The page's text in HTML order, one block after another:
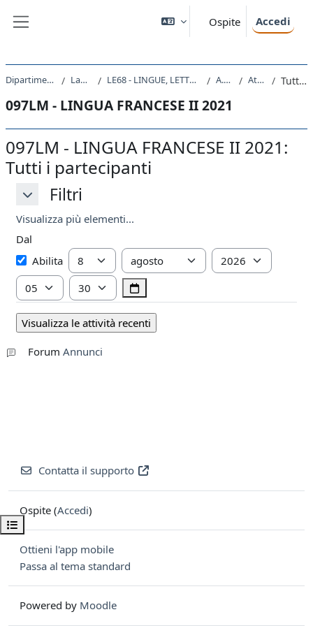
Ospite Accedi
Apri indice del corso
Dipartimento di Studi Umanistici Laurea Magistrale LE68 - LINGUE, LETTERATURE STRANIERE E TURISMO CULTURALE A.A. 2021 - 2022 Attività recente Tutti i partecipanti
097LM - LINGUA FRANCESE II 2021
097LM - LINGUA FRANCESE II 2021:
Tutti i partecipanti
Filtri
Filtri Filtri
Visualizza più elementi...
Dal
DalAbilita Giorno Mese
Anno
Ora
Minuto
Forum Annunci
Contatta il supporto
Ospite (Accedi)
Ottieni l'app mobile
Passa al tema standard
Powered by Moodle